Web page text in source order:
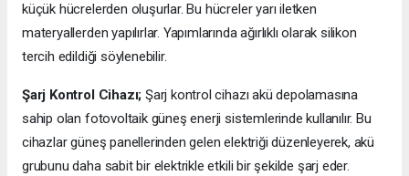
küçük hücrelerden oluşurlar. Bu hücreler yarı iletken
materyallerden yapılırlar. Yapımlarında ağırlıklı olarak silikon
tercih edildiği söylenebilir.
Şarj Kontrol Cihazı; Şarj kontrol cihazı akü depolamasına
sahip olan fotovoltaik güneş enerji sistemlerinde kullanılır. Bu
cihazlar güneş panellerinden gelen elektriği düzenleyerek, akü
grubunu daha sabit bir elektrikle etkili bir şekilde şarj eder.